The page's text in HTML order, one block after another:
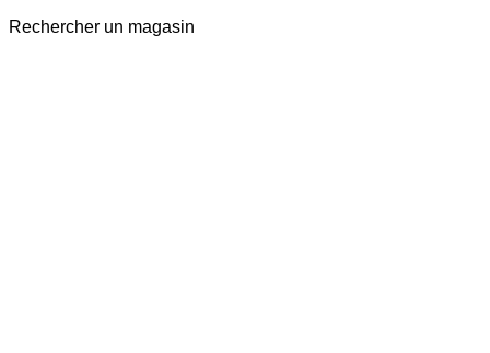
Rechercher un magasin